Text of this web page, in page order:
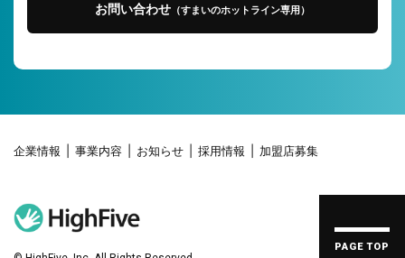
お問い合わせ （すまいのホットライン専用）
企業情報 事業内容 お知らせ 採用情報 加盟店募集
PAGE TOP